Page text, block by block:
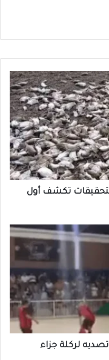
تكشف أول
لركلة جزاء